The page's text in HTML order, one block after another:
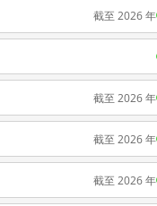
截至 2026 年
截至 2026 年
截至 2026 年
截至 2026 年